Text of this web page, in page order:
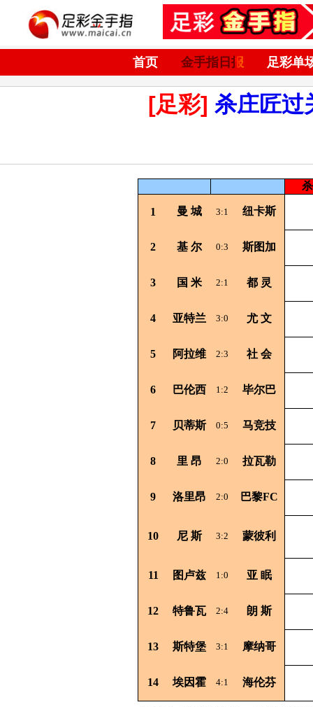
首页 金手指日报 足彩单
[足彩] 杀庄匠过
1 曼 城 3:1 纽卡斯
2 基 尔 0:3 斯图加
3 国 米 2:1 都 灵
4 亚特兰 3:0 尤文
5 阿拉维 2:3 社 会
6 巴伦西 1:2 毕尔巴
7 贝蒂斯 0:5 马竞技
8 里 昂 2:0 拉瓦勒
9 洛里昂 2:0 巴黎FC
10 尼 斯 3:2 蒙彼利
11 图卢兹 1:0 亚 眠
12 特鲁瓦 2:4 朗 斯
13 斯特堡 3:1 摩纳哥
14 埃因霍 4:1 海伦芬